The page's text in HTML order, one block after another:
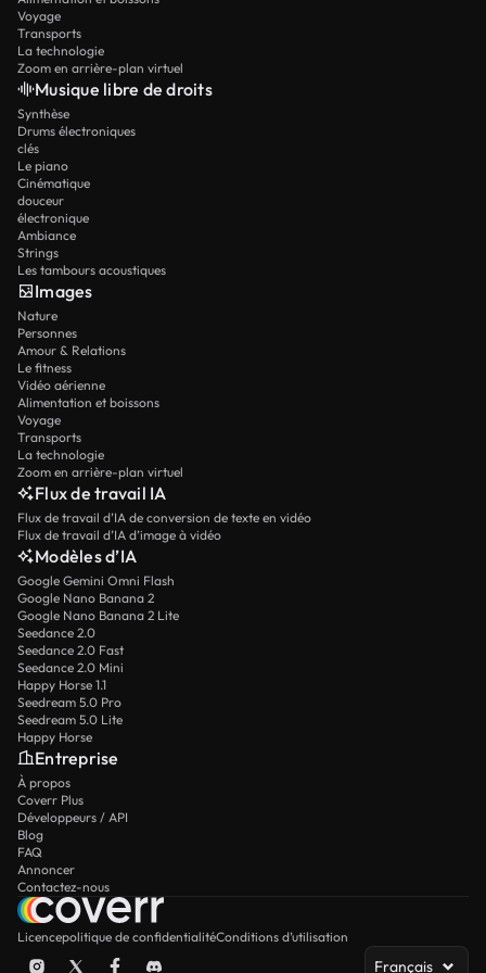
Voyage
Transports
La technologie
Zoom en arrière-plan virtuel
Musique libre de droits
Synthèse
Drums électroniques
clés
Le piano
Cinématique
douceur
électronique
Ambiance
Strings
Les tambours acoustiques
Images
Nature
Personnes
Amour & Relations
Le fitness
Vidéo aérienne
Alimentation et boissons
Voyage
Transports
La technologie
Zoom en arrière-plan virtuel
Flux de travail IA
Flux de travail d’IA de conversion de texte en vidéo
Flux de travail d’IA d’image à vidéo
Modèles d’IA
Google Gemini Omni Flash
Google Nano Banana 2
Google Nano Banana 2 Lite
Seedance 2.0
Seedance 2.0 Fast
Seedance 2.0 Mini
Happy Horse 1.1
Seedream 5.0 Pro
Seedream 5.0 Lite
Happy Horse
Entreprise
À propos
Coverr Plus
Développeurs / API
Blog
FAQ
Annoncer
Contactez-nous
Licencepolitique de confidentialitéConditions d’utilisation
Français